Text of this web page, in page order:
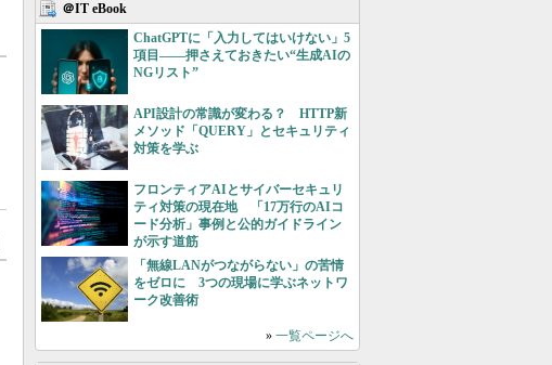
＠IT eBook
ChatGPTに「入力してはいけない」5
項目――押さえておきたい“生成AIの
NGリスト”
API設計の常識が変わる？ HTTP新
メソッド「QUERY」とセキュリティ
対策を学ぶ
フロンティアAIとサイバーセキュリ
ティ対策の現在地 「17万行のAIコ
ード分析」事例と公的ガイドライン
が示す道筋
「無線LANがつながらない」の苦情
をゼロに 3つの現場に学ぶネットワ
ーク改善術
» 一覧ページへ